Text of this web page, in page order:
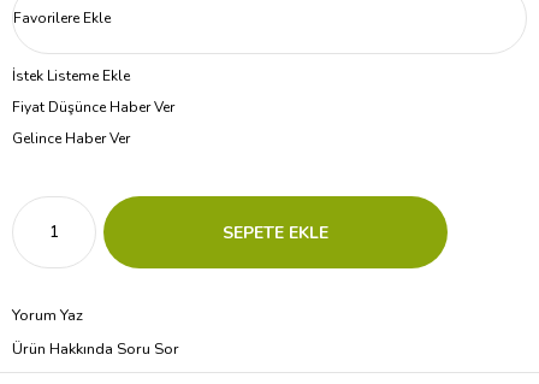
Favorilere Ekle
İstek Listeme Ekle
Fiyat Düşünce Haber Ver
Gelince Haber Ver
Yorum Yaz
Ürün Hakkında Soru Sor